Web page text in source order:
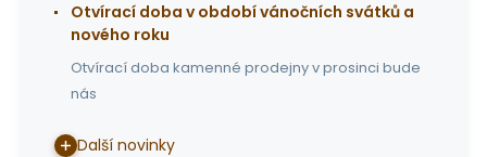
Otvírací doba v období vánočních svátků a
nového roku
Otvírací doba kamenné prodejny v prosinci bude
nás
Další novinky